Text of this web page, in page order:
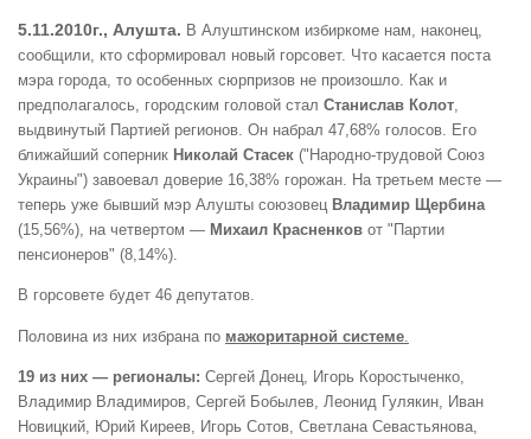
5.11.2010г., Алушта. В Алуштинском избиркоме нам, наконец,
сообщили, кто сформировал новый горсовет. Что касается поста
мэра города, то особенных сюрпризов не произошло. Как и
предполагалось, городским головой стал Станислав Колот,
выдвинутый Партией регионов. Он набрал 47,68% голосов. Его
ближайший соперник Николай Стасек ("Народно-трудовой Союз
Украины") завоевал доверие 16,38% горожан. На третьем месте —
теперь уже бывший мэр Алушты союзовец Владимир Щербина
(15,56%), на четвертом — Михаил Красненков от "Партии
пенсионеров" (8,14%).
В горсовете будет 46 депутатов.
Половина из них избрана по мажоритарной системе
19 из них — регионалы: Сергей Донец, Игорь Коростыченко,
Владимир Владимиров, Сергей Бобылев, Леонид Гулякин, Иван
Новицкий, Юрий Киреев, Игорь Сотов, Светлана Севастьянова,